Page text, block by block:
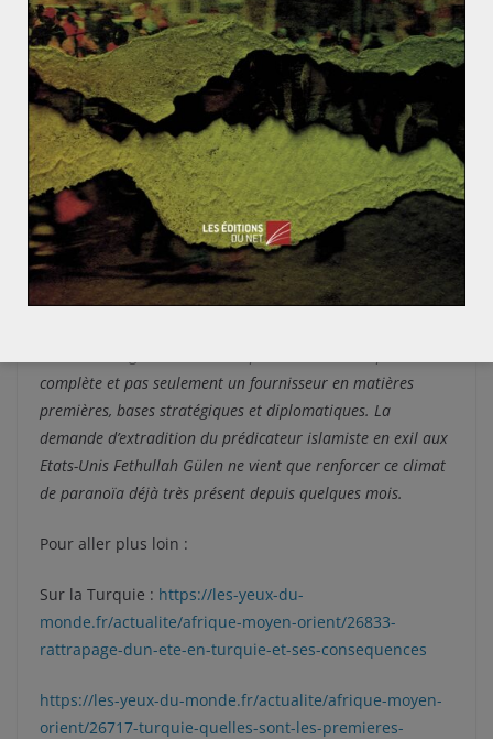
En 2016, la Turquie a opéré de nombreux virages
stratégiques et diplomatiques ; tout d’abord en se
rapprochant des pétro-monarchies islamistes du Golfe, en
ralliant la cause anti-Téhéran – ces
deux événements viennent troubler l’ordre religieux jusqu’à
présent stable à l’intérieur de l’état – mais aussi en jouant
un double jeu russo-américain, cultivant les tensions et les
accords avec les deux partis pour se placer comme acteur
incontournable, influent et à craindre dans la région.
Elle fait donc cavalier seul, mais la crise politique et peut
être à terme religieuse qui occupe le pays ne présage rien
complète et pas seulement un fournisseur en matières
premières, bases stratégiques et diplomatiques. La
demande d’extradition du prédicateur islamiste en exil aux
Etats-Unis Fethullah Gülen ne vient que renforcer ce climat
de paranoïa déjà très présent depuis quelques mois.
Pour aller plus loin :
Sur la Turquie : https://les-yeux-du-
monde.fr/actualite/afrique-moyen-orient/26833-
rattrapage-dun-ete-en-turquie-et-ses-consequences
https://les-yeux-du-monde.fr/actualite/afrique-moyen-
orient/26717-turquie-quelles-sont-les-premieres-